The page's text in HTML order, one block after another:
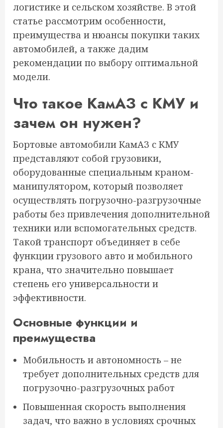
логистике и сельском хозяйстве. В этой
статье рассмотрим особенности,
преимущества и нюансы покупки таких
автомобилей, а также дадим
рекомендации по выбору оптимальной
модели.
Что такое КамАЗ с КМУ и
зачем он нужен?
Бортовые автомобили КамАЗ с КМУ
представляют собой грузовики,
оборудованные специальным краном-
манипулятором, который позволяет
осуществлять погрузочно-разгрузочные
работы без привлечения дополнительной
техники или вспомогательных средств.
Такой транспорт объединяет в себе
функции грузового авто и мобильного
крана, что значительно повышает
степень его универсальности и
эффективности.
Основные функции и
преимущества
Мобильность и автономность – не
требует дополнительных средств для
погрузочно-разгрузочных работ
Повышенная скорость выполнения
задач, что важно в условиях срочных